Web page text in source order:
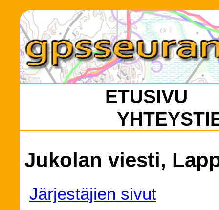
ETUSIVU
Jukolan viesti,
Järjestäjien sivut